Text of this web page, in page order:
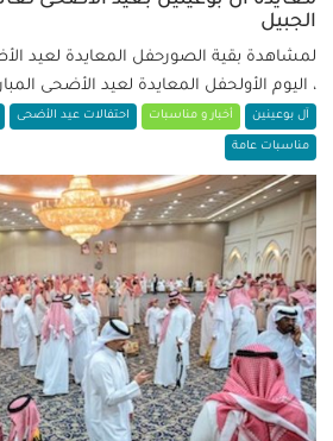
الجبيل
، اليوم الأولحفل المعايدة لعيد الأضحى المبارك ١٤٤٤٦هـ/
آل بوعينين أخبار و مناسبات احتفالات عيد الأضحى
مناسبات عامة